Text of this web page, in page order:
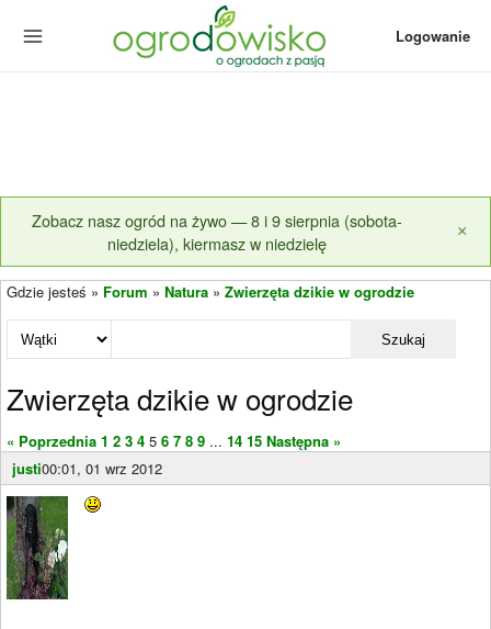
Logowanie
Zobacz nasz ogród na żywo — 8 i 9 sierpnia (sobota-
niedziela), kiermasz w niedzielę
×
Gdzie jesteś » Forum » Natura » Zwierzęta dzikie w ogrodzie
Szukaj
Zwierzęta dzikie w ogrodzie
« Poprzednia 1 2 3 4 5 6 7 8 9 ... 14 15 Następna »
justi00:01, 01 wrz 2012